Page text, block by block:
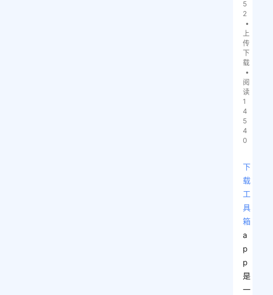
5
2
•
上
传
下
载
•
阅
读
1
4
5
4
0
下
载
工
具
箱
a
p
p
是
一